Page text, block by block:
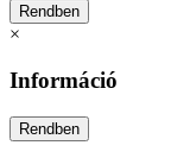
×
Információ